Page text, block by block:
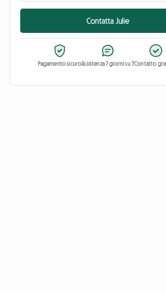
Contatta Julie
Pagamento sicuroAssistenza 7 giorni su 7Contatto